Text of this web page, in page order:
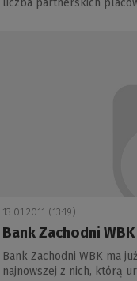
liczba partnerskich
13.01.2011 (13:19)
Bank Zachodni
Bank Zachodni WBK ma
najnowszej z nich, którą